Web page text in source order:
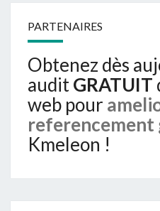
PARTENAIRES
Obtenez dès
auditGRATUIT
web pour
referencement
Kmeleon !